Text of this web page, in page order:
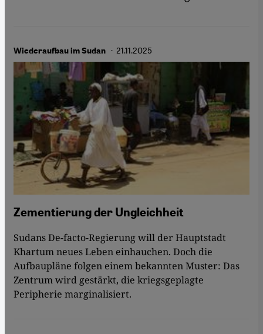
Wiederaufbau im Sudan · 21.11.2025
Zementierung der Ungleichheit
Sudans De-facto-Regierung will der Hauptstadt
Khartum neues Leben einhauchen. Doch die
Aufbaupläne folgen einem bekannten Muster: Das
Zentrum wird gestärkt, die kriegsgeplagte
Peripherie marginalisiert.